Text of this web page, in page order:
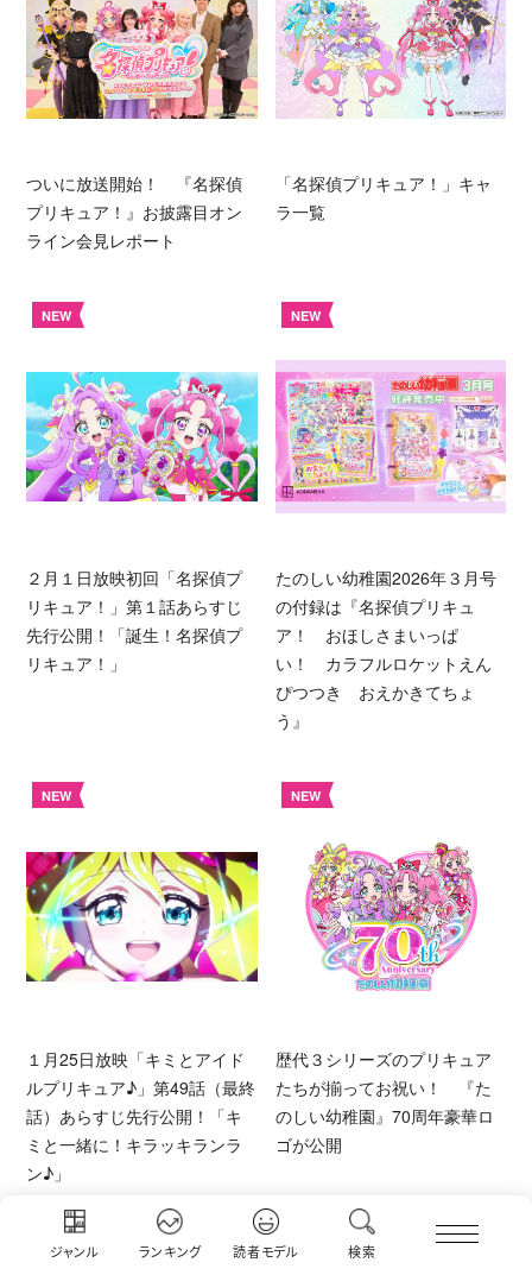
ジャンル ランキング 読者モデル 検索
ついに放送開始！ 『名探偵
プリキュア！』お披露目オン
ライン会見レポート
「名探偵プリキュア！」キャ
ラ一覧
NEW
２月１日放映初回「名探偵プ
リキュア！」第１話あらすじ
先行公開！「誕生！名探偵プ
リキュア！」
NEW
たのしい幼稚園2026年３月号
の付録は『名探偵プリキュ
ア！ おほしさまいっぱ
い！ カラフルロケットえん
ぴつつき おえかきてちょ
う』
NEW
１月25日放映「キミとアイド
ルプリキュア♪」第49話（最終
話）あらすじ先行公開！「キ
ミと一緒に！キラッキランラ
ン♪」
NEW
歴代３シリーズのプリキュア
たちが揃ってお祝い！ 『た
のしい幼稚園』70周年豪華ロ
ゴが公開
NEW NEW